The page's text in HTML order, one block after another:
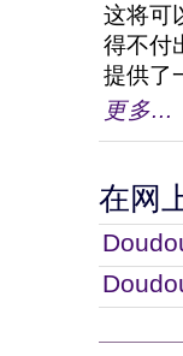
这将可
得不付
提供了
更多...
在网